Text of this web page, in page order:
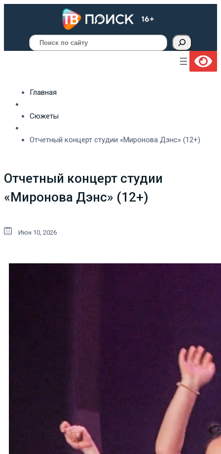
Поиск
Главная
Сюжеты
Отчетный концерт студии «Миронова Дэнс» (12+)
Отчетный концерт студии
«Миронова Дэнс» (12+)
Июн 10, 2026